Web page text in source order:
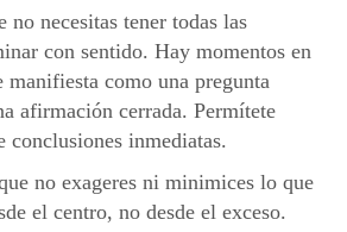
no necesitas tener todas las
con sentido. Hay momentos en
manifiesta como una pregunta
afirmación cerrada. Permítete
inmediatas.
no exageres ni minimices lo que
el centro, no desde el exceso.